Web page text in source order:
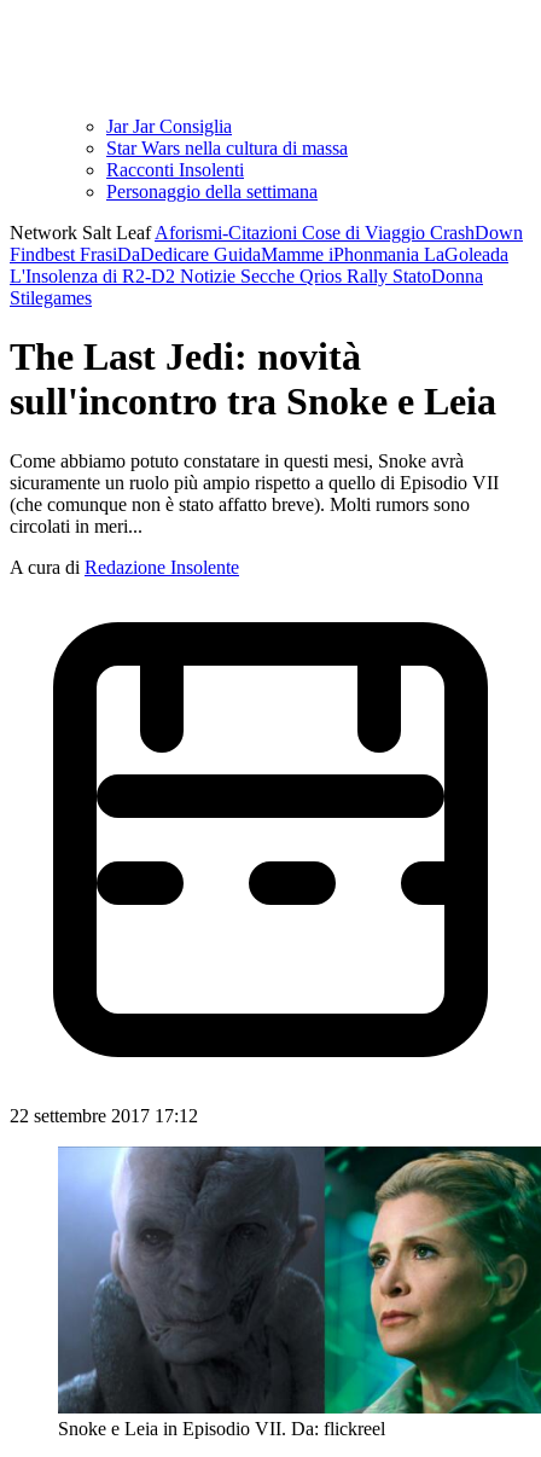
Jar Jar Consiglia
Star Wars nella cultura di massa
Racconti Insolenti
Personaggio della settimana
Network Salt LeafAforismi-Citazioni Cose di Viaggio CrashDown
Findbest FrasiDaDedicare GuidaMamme iPhonmania LaGoleada
L'Insolenza di R2-D2 Notizie Secche Qrios Rally StatoDonna
Stilegames
The Last Jedi: novità
sull'incontro tra Snoke e Leia
Come abbiamo potuto constatare in questi mesi, Snoke avrà
sicuramente un ruolo più ampio rispetto a quello di Episodio VII
(che comunque non è stato affatto breve). Molti rumors sono
circolati in meri...
A cura di Redazione Insolente
22 settembre 2017 17:12
Snoke e Leia in Episodio VII. Da: flickreel